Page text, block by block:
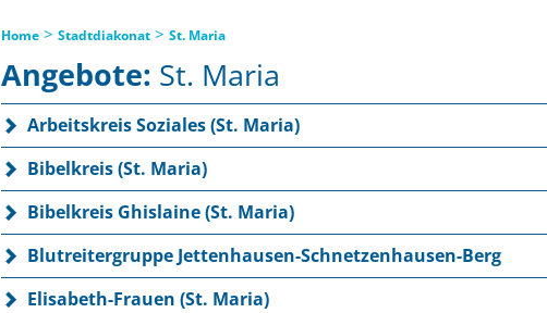
Home> Stadtdiakonat> St. Maria
Angebote: St. Maria
Arbeitskreis Soziales (St. Maria)
Bibelkreis (St. Maria)
Bibelkreis Ghislaine (St. Maria)
Blutreitergruppe Jettenhausen-Schnetzenhausen-Berg
Elisabeth-Frauen (St. Maria)